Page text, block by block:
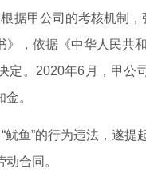
甲公司的考核机制，
，依据《中华人民
定。2020年6月，甲
。
鱼”的行为违法，遂提
合同。